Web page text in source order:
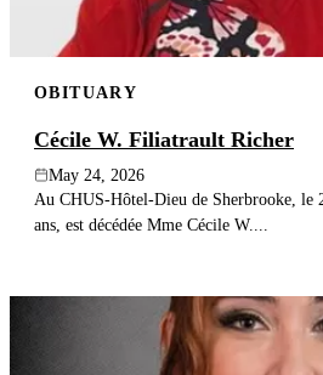
OBITUARY
Cécile W. Filiatrault Richer
May 24, 2026
Au CHUS-Hôtel-Dieu de Sherbrooke, le
ans, est décédée Mme Cécile W....